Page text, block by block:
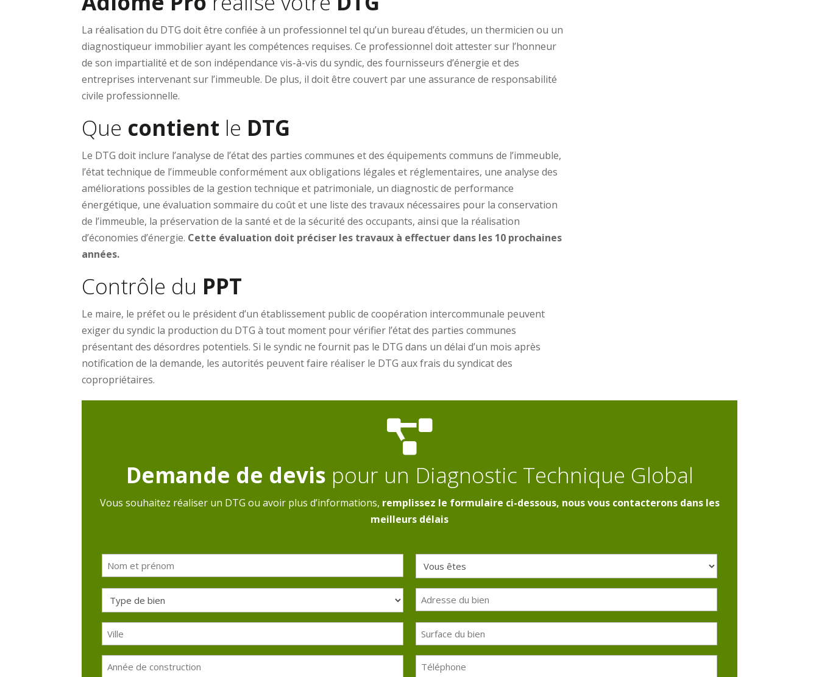
La réalisation du DTG doit être confiée à un professionnel tel qu’un bureau d’études, un thermicien ou un
diagnostiqueur immobilier ayant les compétences requises. Ce professionnel doit attester sur l’honneur
de son impartialité et de son indépendance vis-à-vis du syndic, des fournisseurs d’énergie et des
entreprises intervenant sur l’immeuble. De plus, il doit être couvert par une assurance de responsabilité
civile professionnelle.
Que contient le DTG
Le DTG doit inclure l’analyse de l’état des parties communes et des équipements communs de l’immeuble,
l’état technique de l’immeuble conformément aux obligations légales et réglementaires, une analyse des
améliorations possibles de la gestion technique et patrimoniale, un diagnostic de performance
énergétique, une évaluation sommaire du coût et une liste des travaux nécessaires pour la conservation
de l’immeuble, la préservation de la santé et de la sécurité des occupants, ainsi que la réalisation
d’économies d’énergie. Cette évaluation doit préciser les travaux à effectuer dans les 10 prochaines
années.
Contrôle du PPT
Le maire, le préfet ou le président d’un établissement public de coopération intercommunale peuvent
exiger du syndic la production du DTG à tout moment pour vérifier l’état des parties communes
présentant des désordres potentiels. Si le syndic ne fournit pas le DTG dans un délai d’un mois après
notification de la demande, les autorités peuvent faire réaliser le DTG aux frais du syndicat des
copropriétaires.

Demande de devis pour un Diagnostic Technique Global
Vous souhaitez réaliser un DTG ou avoir plus d’informations, remplissez le formulaire ci-dessous, nous vous contacterons dans les
meilleurs délais
Nom
et
prénom
(Nécessaire)
Vous
êtes
(Nécessaire)
Type
de
bien
(Nécessaire)
Adresse
du
bien
Ville
Surface
du
bien
Année
Téléphone